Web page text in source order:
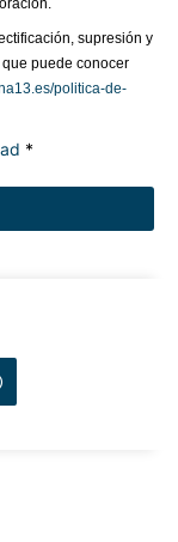
objetivo
supresión y
puede conocer
politica-de-
*